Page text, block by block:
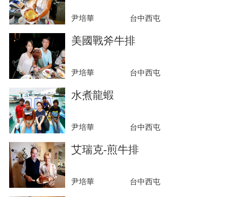
尹培華 台中西屯
美國戰斧牛排
尹培華 台中西屯
水煮龍蝦
尹培華 台中西屯
艾瑞克-煎牛排
尹培華 台中西屯